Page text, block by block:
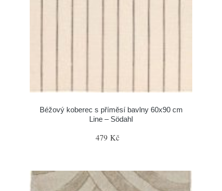
Béžový koberec s příměsí bavlny 60x90 cm
Line – Södahl
479 Kč